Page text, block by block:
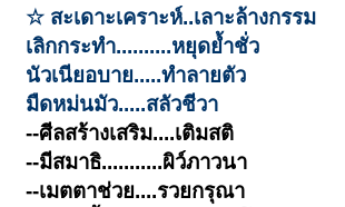
(หลวงปู่โต๊ะ วัดประดู่ฉิมพลี)
☆ สะเดาะเคราะห์..เลาะล้างกรรม
เลิกกระทำ..........หยุดย้ำชั่ว
นัวเนียอบาย.....ทำลายตัว
มืดหม่นมัว.....สลัวชีวา
--ศีลสร้างเสริม....เติมสติ
--มีสมาธิ...........ผิว์ภาวนา
--เมตตาช่วย....รวยกรุณา